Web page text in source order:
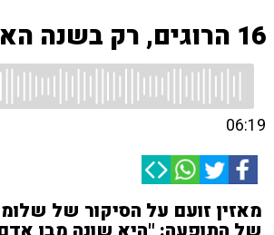
16 הרוגים, רק בשנה האחרונה
06:19
מאזין זועם על הסיקור של